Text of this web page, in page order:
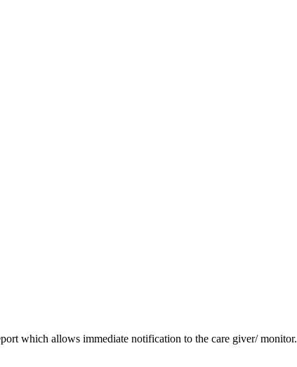
which allows immediate notification to the care giver/ monitor.